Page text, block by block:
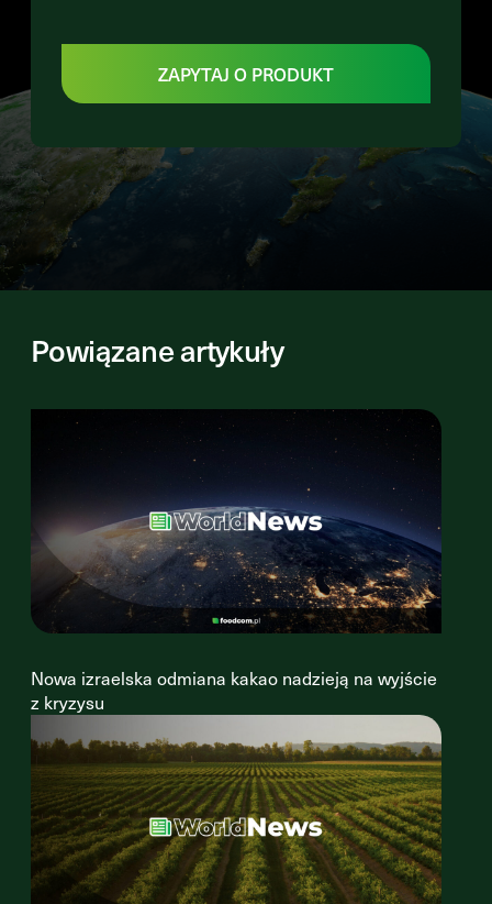
ZAPYTAJ O PRODUKT
Powiązane artykuły
Nowa izraelska odmiana kakao nadzieją na wyjście
z kryzysu